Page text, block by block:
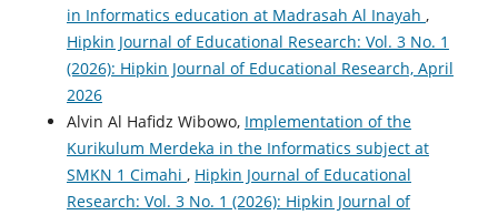
in Informatics education at Madrasah Al Inayah ,
Hipkin Journal of Educational Research: Vol. 3 No. 1
(2026): Hipkin Journal of Educational Research, April
2026
Alvin Al Hafidz Wibowo, Implementation of the
Kurikulum Merdeka in the Informatics subject at
SMKN 1 Cimahi , Hipkin Journal of Educational
Research: Vol. 3 No. 1 (2026): Hipkin Journal of